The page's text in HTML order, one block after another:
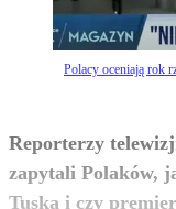
Polacy oceniają rok
Reporterzy
zapytali Polaków,
Tuska i czy